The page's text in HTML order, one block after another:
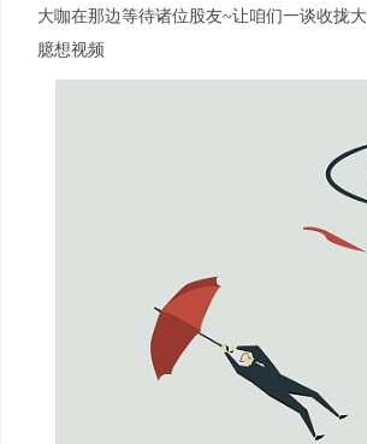
大咖在那边等待诸位股友~让咱们一谈收拢
臆想视频